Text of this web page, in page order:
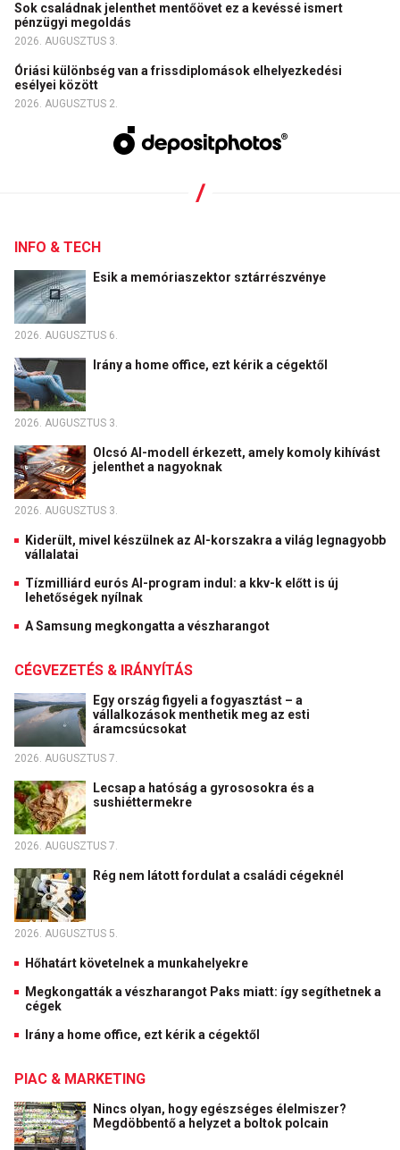
Sok családnak jelenthet mentőövet ez a kevéssé ismert
pénzügyi megoldás
2026. AUGUSZTUS 3.
Óriási különbség van a frissdiplomások elhelyezkedési
esélyei között
2026. AUGUSZTUS 2.
INFO & TECH
Esik a memóriaszektor sztárrészvénye
2026. AUGUSZTUS 6.
Irány a home office, ezt kérik a cégektől
2026. AUGUSZTUS 3.
Olcsó AI-modell érkezett, amely komoly kihívást
jelenthet a nagyoknak
2026. AUGUSZTUS 3.
Kiderült, mivel készülnek az AI-korszakra a világ legnagyobb
vállalatai
Tízmilliárd eurós AI-program indul: a kkv-k előtt is új
lehetőségek nyílnak
A Samsung megkongatta a vészharangot
CÉGVEZETÉS & IRÁNYÍTÁS
Egy ország figyeli a fogyasztást – a
vállalkozások menthetik meg az esti
áramcsúcsokat
2026. AUGUSZTUS 7.
Lecsap a hatóság a gyrososokra és a
sushiéttermekre
2026. AUGUSZTUS 7.
Rég nem látott fordulat a családi cégeknél
2026. AUGUSZTUS 5.
Hőhatárt követelnek a munkahelyekre
Megkongatták a vészharangot Paks miatt: így segíthetnek a
cégek
Irány a home office, ezt kérik a cégektől
PIAC & MARKETING
Nincs olyan, hogy egészséges élelmiszer?
Megdöbbentő a helyzet a boltok polcain